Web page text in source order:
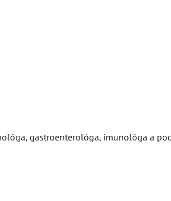
gastroenterológa, imunológa a